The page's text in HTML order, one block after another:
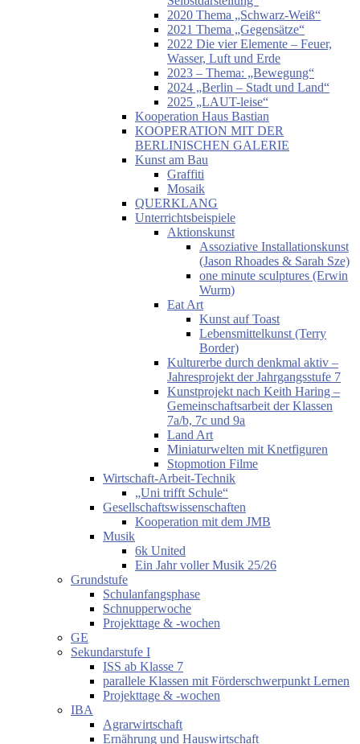
2020 Thema „Schwarz-Weiß“
2021 Thema „Gegensätze“
2022 Die vier Elemente – Feuer,
Wasser, Luft und Erde
2023 – Thema: „Bewegung“
2024 „Berlin – Stadt und Land“
2025 „LAUT-leise“
Kooperation Haus Bastian
KOOPERATION MIT DER
BERLINISCHEN GALERIE
Kunst am Bau
Graffiti
Mosaik
QUERKLANG
Unterrichtsbeispiele
Aktionskunst
Assoziative Installationskunst
(Jason Rhoades & Sarah Sze)
one minute sculptures (Erwin
Wurm)
Eat Art
Kunst auf Toast
Lebensmittelkunst (Terry
Border)
Kulturerbe durch denkmal aktiv –
Jahresprojekt der Jahrgangsstufe 7
Kunstprojekt nach Keith Haring –
Gemeinschaftsarbeit der Klassen
7a/b, 7c und 9a
Land Art
Miniaturwelten mit Knetfiguren
Stopmotion Filme
Wirtschaft-Arbeit-Technik
„Uni trifft Schule“
Gesellschaftswissenschaften
Kooperation mit dem JMB
Musik
6k United
Ein Jahr voller Musik 25/26
Grundstufe
Schulanfangsphase
Schnupperwoche
Projekttage & -wochen
GE
Sekundarstufe I
ISS ab Klasse 7
parallele Klassen mit Förderschwerpunkt Lernen
Projekttage & -wochen
IBA
Agrarwirtschaft
Ernährung und Hauswirtschaft